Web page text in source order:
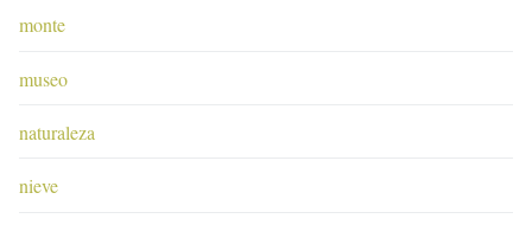
monte
museo
naturaleza
nieve